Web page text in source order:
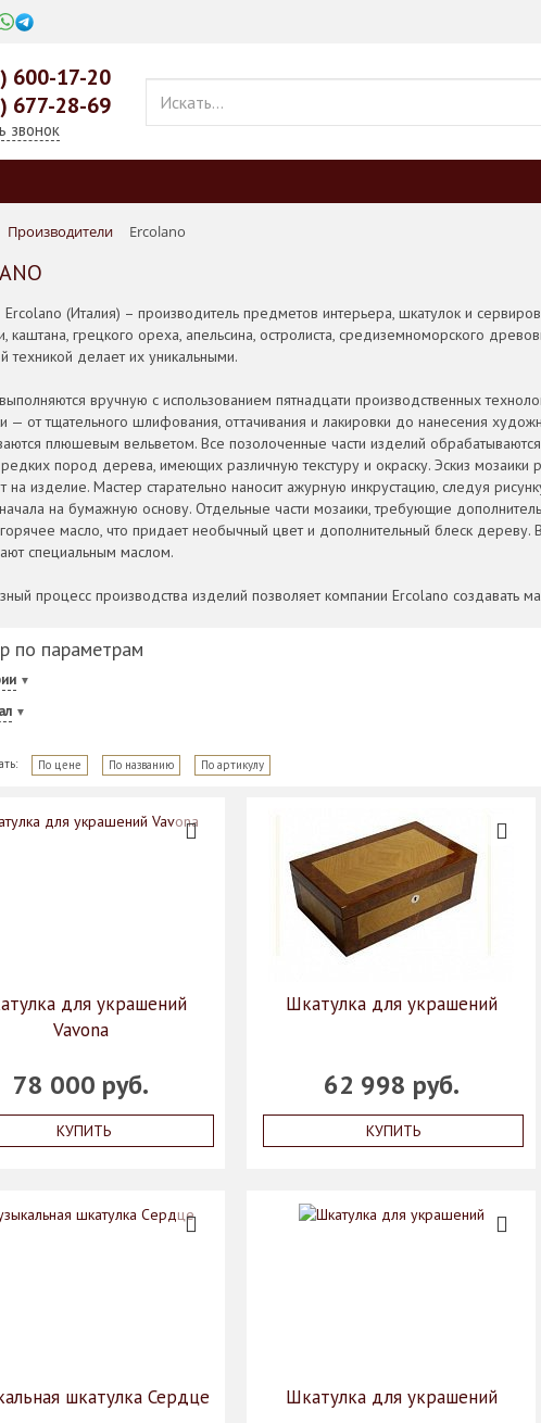
600-17-20
677-28-69
звонок
Производители Ercolano
(Италия) – производитель предметов интерьера, шкатулок и
каштана, грецкого ореха, апельсина, остролиста, средиземноморского
техникой делает их уникальными.
вручную с использованием пятнадцати производственных
— от тщательного шлифования, оттачивания и лакировки до нанесения
плюшевым вельветом. Все позолоченные части изделий
пород дерева, имеющих различную текстуру и окраску. Эскиз мозаики
изделие. Мастер старательно наносит ажурную инкрустацию, следуя
на бумажную основу. Отдельные части мозаики, требующие
масло, что придает необычный цвет и дополнительный блеск дереву.
специальным маслом.
процесс производства изделий позволяет компании Ercolano создавать
по параметрам
По цене По названию По артикулу
для украшений
Vavona
78 000 руб.
КУПИТЬ
Шкатулка для украшений
62 998 руб.
КУПИТЬ
шкатулка Сердце Шкатулка для украшений